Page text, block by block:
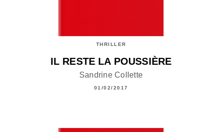
THRILLER
IL RESTE LA POUSSIÈRE
Sandrine Collette
01/02/2017